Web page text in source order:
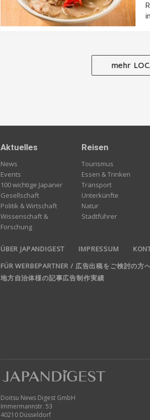
mehr
Aktuelles
News
Events
100 wichtige Japaner
Gesellschaft
Politik & Wirtschaft
Wissenschaft &
Forschung
Reisen
Tourismus
Essen & Trinken
Transport
Unterkünfte
Natur
Stadtführer
ÜBER JAPANDIGEST IMPRESSUM
FÜR WERBEPARTNER / 広告出稿をご検討の方
地方自治体様の記事広告制作実績
Doitsu News Digest GmbH
Immermannstr. 53
40210 Düsseldorf